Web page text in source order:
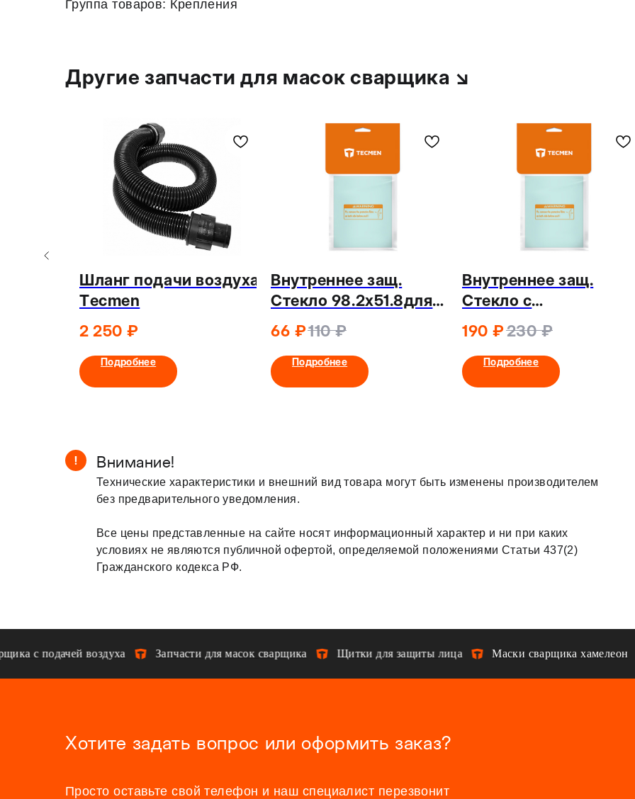
Группа товаров: Крепления
Другие запчасти для масок сварщика ↘
Шланг подачи воздуха
Tecmen
2 250 ₽
Подробнее
Внутреннее защ.
Стекло 98.2х51.8для
ADF740L
66 ₽110 ₽
Подробнее
Внутреннее защ.
Стекло с
антизапотеванием
94.7 x 89.7 x 1.0 для
ADF820S
190 ₽230 ₽
Подробнее
! Внимание!
Технические характеристики и внешний вид товара могут быть изменены производителем
без предварительного уведомления.
Все цены представленные на сайте носят информационный характер и ни при каких
условиях не являются публичной офертой, определяемой положениями Статьи 437(2)
Гражданского кодекса РФ.
с подачей воздуха Запчасти для масок сварщика Щитки для защиты лица Маски сварщика хамелеон
Хотите задать вопрос или оформить заказ?
Просто оставьте свой телефон и наш специалист перезвонит